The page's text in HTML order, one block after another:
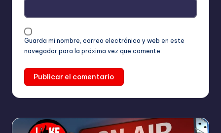
Guarda mi nombre, correo electrónico y web en este
navegador para la próxima vez que comente.